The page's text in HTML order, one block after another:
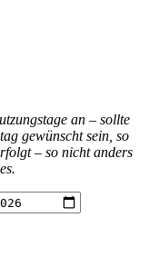
an – sollte
gewünscht sein, so
– so nicht anders